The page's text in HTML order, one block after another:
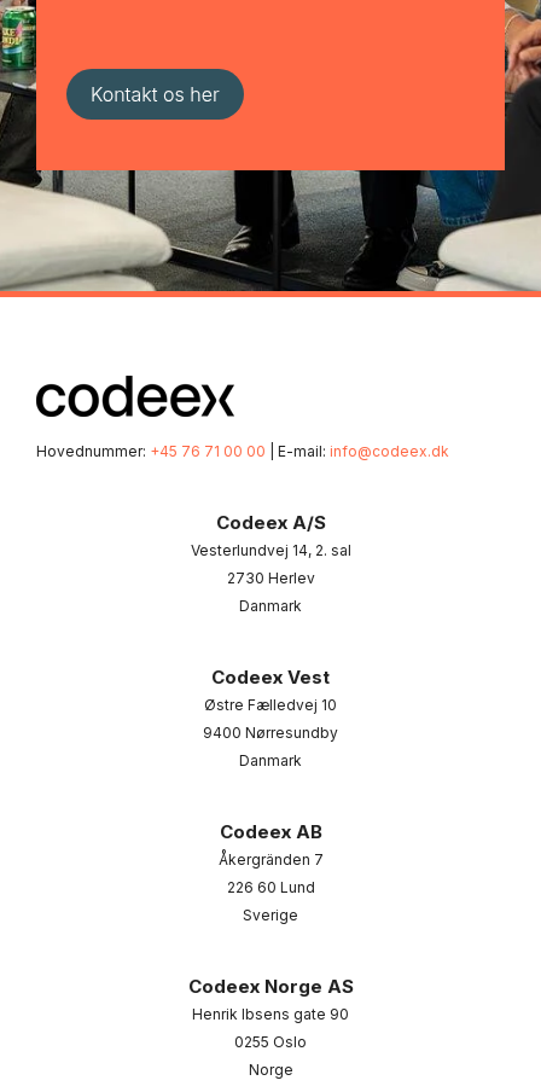
Hovednummer: +45 76 71 00 00 | E-mail: info@codeex.dk
Codeex A/S
Vesterlundvej 14, 2. sal
2730 Herlev
Danmark
Codeex Vest
Østre Fælledvej 10
9400 Nørresundby
Danmark
Codeex AB
Åkergränden 7
226 60 Lund
Sverige
Codeex Norge AS
Henrik Ibsens gate 90
0255 Oslo
Norge